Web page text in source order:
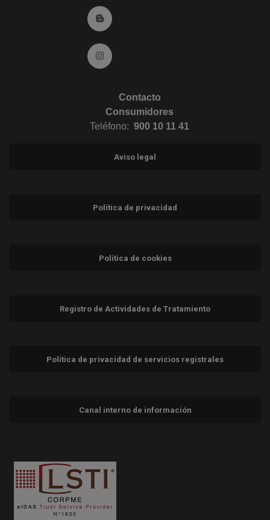
Ir al Blog (abre en ventana nueva)
Ir a Instagram (abre en ventana nueva)
Contacto
Consumidores
Teléfono: 900 10 11 41
Aviso legal
Política de privacidad
Política de cookies
Registro de Actividades de Tratamiento
Política de privacidad de servicios registrales
Canal interno de información